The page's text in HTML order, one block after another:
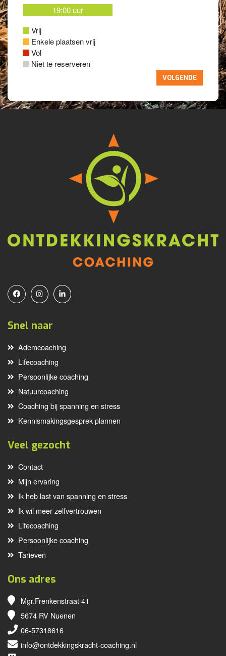
19:00 uur
Vrij
Enkele plaatsen vrij
Vol
Niet te reserveren
VOLGENDE
Snel naar
Ademcoaching
Lifecoaching
Persoonlijke coaching
Natuurcoaching
Coaching bij spanning en stress
Kennismakingsgesprek plannen
Veel gezocht
Contact
Mijn ervaring
Ik heb last van spanning en stress
Ik wil meer zelfvertrouwen
Lifecoaching
Persoonlijke coaching
Tarieven
Ons adres
Mgr.Frenkenstraat 41
5674 RV Nuenen
06-57318616
info@ontdekkingskracht-coaching.nl